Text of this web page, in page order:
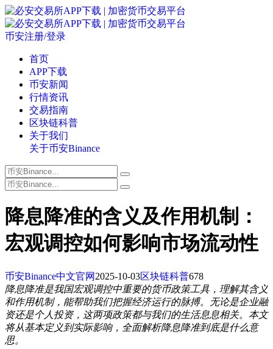
币安注册/登录
首页
APP下载
币安新闻
行情资讯
交易指南
区块链科普
关于我们
关于币安Binance
降息降准的含义及作用机制：
宏观调控如何影响市场流动性
币安Binance中文官网 2025-10-03区块链科普678
降息降准是我国宏观调控中重要的货币政策工具，理解其含义
和作用机制，能帮助我们把握经济运行的脉搏。无论是企业融
资还是个人投资，这两项政策都与我们的生活息息相关。本文
将从基本定义到实际影响，全面解析降息降准到底是什么意
思。